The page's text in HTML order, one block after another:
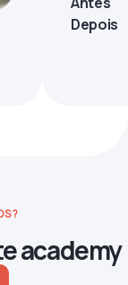
Depois
academy